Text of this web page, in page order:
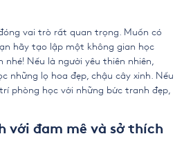
vai trò rất quan trọng. Muốn có
hãy tạo lập một không gian học
Nếu là người yêu thiên nhiên,
những lọ hoa đẹp, chậu cây xinh. Nếu
phòng học với những bức tranh đẹp,
với đam mê và sở thích